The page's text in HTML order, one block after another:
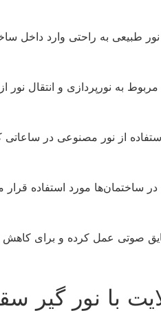
نور طبیعی به راحتی وارد
به نورپردازی و انتقال
از نور مصنوعی در
ساختمان‌ها مورد استفاده
صوتی عمل کرده و برای
با نور گیر